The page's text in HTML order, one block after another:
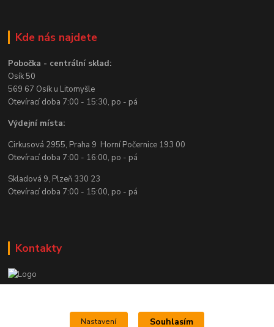
Kde nás najdete
Pobočka - centrální sklad:
Osík 50
569 67 Osík u Litomyšle
Otevírací doba 7:00 - 15:30, po - pá
Výdejní místa:
Cirkusová 2955, Praha 9 Horní Počernice 193 00
Otevírací doba 7:00 - 16:00, po - pá
Skladová 9, Plzeň 330 23
Otevírací doba 7:00 - 15:00, po - pá
Kontakty
www.orlibit.cz
Nastavení Souhlasím